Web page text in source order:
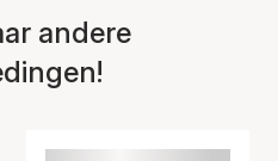
andere